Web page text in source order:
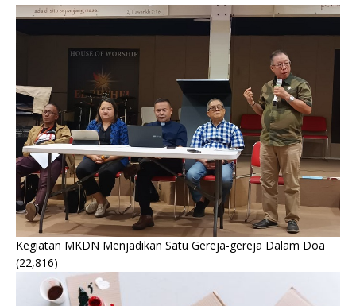
Kegiatan MKDN Menjadikan Satu Gereja-gereja Dalam Doa
(22,816)